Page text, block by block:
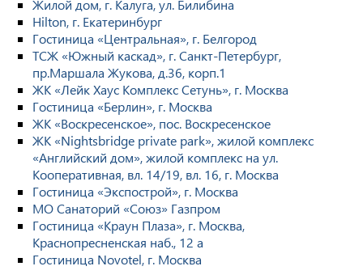
Жилой дом, г. Калуга, ул. Билибина
Hilton, г. Екатеринбург
Гостиница «Центральная», г. Белгород
ТСЖ «Южный каскад», г. Санкт-Петербург,
пр.Маршала Жукова, д.36, корп.1
ЖК «Лейк Хаус Комплекс Сетунь», г. Москва
Гостиница «Берлин», г. Москва
ЖК «Воскресенское», пос. Воскресенское
ЖК «Nightsbridge private park», жилой комплекс
«Английский дом», жилой комплекс на ул.
Кооперативная, вл. 14/19, вл. 16, г. Москва
Гостиница «Экспострой», г. Москва
МО Санаторий «Союз» Газпром
Гостиница «Краун Плаза», г. Москва,
Краснопресненская наб., 12 а
Гостиница Novotel, г. Москва